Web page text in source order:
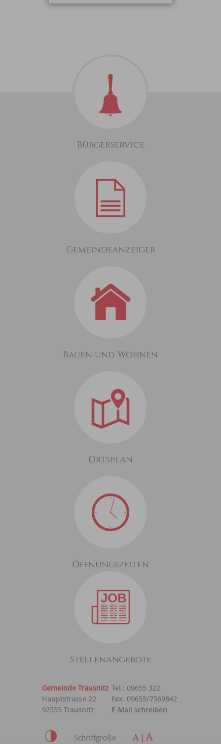
Bürgerservice
Gemeindeanzeiger
Bauen und Wohnen
Ortsplan
Öffnungszeiten
Stellenangebote
Gemeinde Trausnitz Tel.: 09655 322
Hauptstrasse 22
Fax: 09655/7569842
92555 Trausnitz
E-Mail schreiben
Schriftgröße